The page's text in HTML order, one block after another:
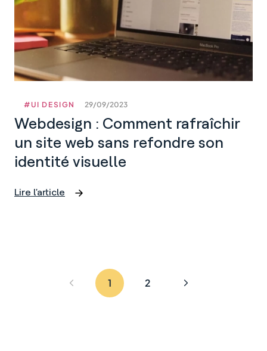
#UI DESIGN 29/09/2023
Webdesign : Comment rafraîchir
un site web sans refondre son
identité visuelle
Lire l'article
Webdesign
Page
1 2
Page